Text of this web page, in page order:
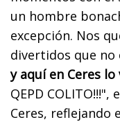
un hombre
excepción. Nos
divertidos que no
y aquí en Ceres
QEPD
Ceres, reflejando